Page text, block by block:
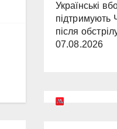
Українські
підтримують
після
07.08.2026